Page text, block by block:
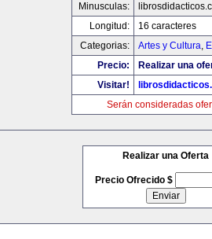
Minusculas:
Longitud:
16 caracteres
Categorias:
Artes y Cultura,
Precio:
Realizar una
Visitar!
Serán consideradas
Realizar una Oferta
Precio Ofrecido $